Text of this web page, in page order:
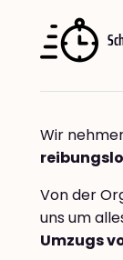
Wir
Von der
uns um
Umzugs